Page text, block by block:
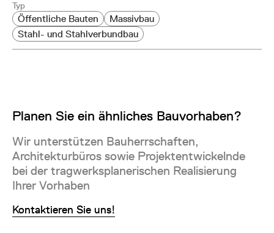
Typ
Öffentliche Bauten
Massivbau
Stahl- und Stahlverbundbau
Planen Sie ein ähnliches Bauvorhaben?
Wir unterstützen Bauherrschaften,
Architekturbüros sowie Projektentwickelnde
bei der tragwerksplanerischen Realisierung
Ihrer Vorhaben
Kontaktieren Sie uns!